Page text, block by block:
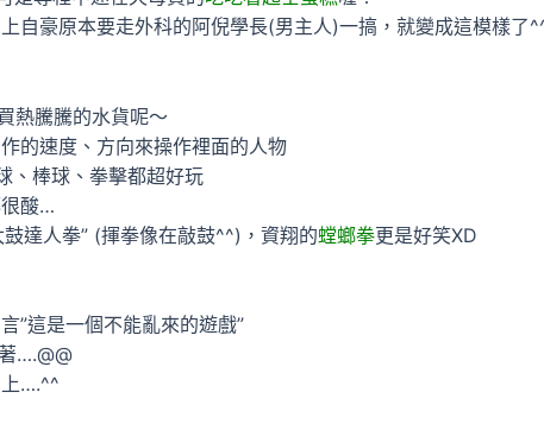
自豪原本要走外科的阿倪學長(男主人)一搞，就變成這模樣了
熱騰騰的水貨呢～
的速度、方向來操作裡面的人物
、棒球、拳擊都超好玩
酸…
達人拳” (揮拳像在敲鼓^^)，資翔的螳螂拳更是好笑XD
”這是一個不能亂來的遊戲”
….@@
上….^^